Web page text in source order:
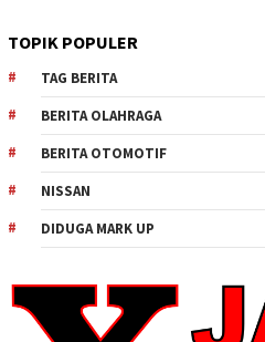
TOPIK POPULER
TAG BERITA
BERITA OLAHRAGA
BERITA OTOMOTIF
NISSAN
DIDUGA MARK UP